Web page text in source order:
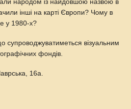
народом із найдовшою назвою в
інші на карті Європи? Чому в
у 1980-х?
супроводжуватиметься візуальним
фондів.
16а.